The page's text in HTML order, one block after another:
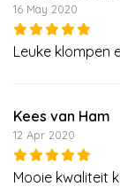
16 May 2020
Leuke klompen
Kees van Ham
12 Apr 2020
Mooie kwaliteit